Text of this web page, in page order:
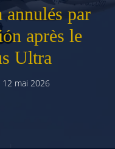
par
après le
Ultra
12 mai 2026